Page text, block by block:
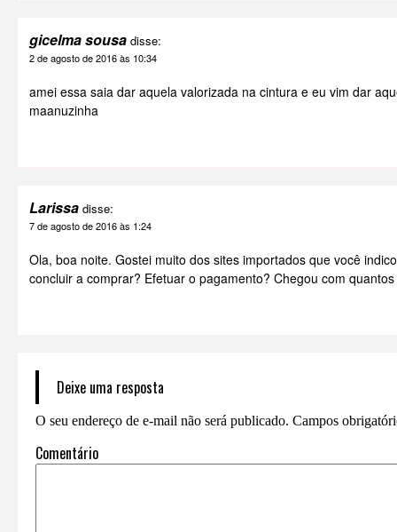
gicelma sousa disse:
2 de agosto de 2016 às 10:34
amei essa saia dar aquela valorizada na cintura e eu vim dar
maanuzinha
Larissa disse:
7 de agosto de 2016 às 1:24
Ola, boa noite. Gostei muito dos sites importados que você
concluir a comprar? Efetuar o pagamento? Chegou com
Deixe uma resposta
O seu endereço de e-mail não será publicado. Campos
Comentário